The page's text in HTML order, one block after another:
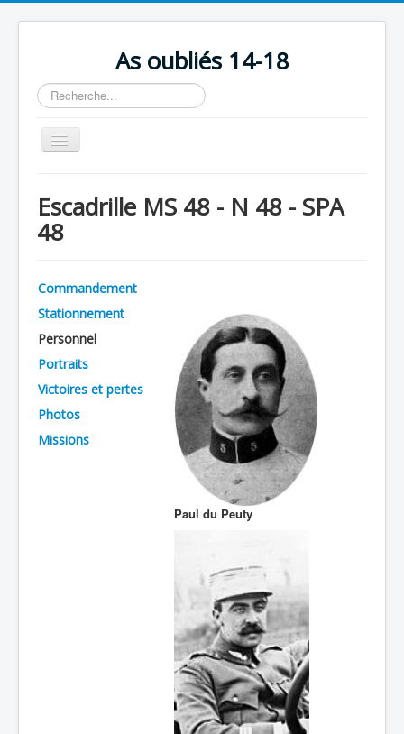
As oubliés 14-18
Rechercher
Basculer
la
Chronologie
Escadrilles
Avions
Personnels
Formation
Doctrines
Escadrille MS 48 - N 48 - SPA
48
Commandement
Stationnement
Personnel
Portraits
Victoires et pertes
Photos
Missions
Paul du Peuty